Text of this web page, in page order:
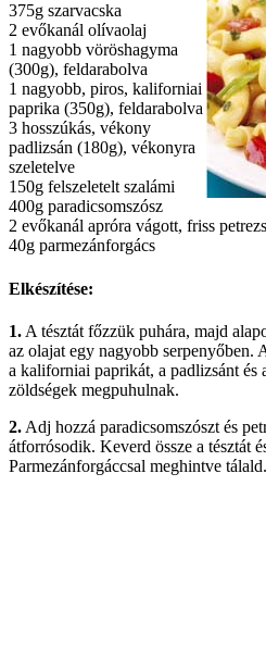
375g szarvacska
2 evőkanál olívaolaj
1 nagyobb vöröshagyma
(300g), feldarabolva
1 nagyobb, piros, kaliforniai
paprika (350g), feldarabolva
3 hosszúkás, vékony
padlizsán (180g), vékonyra
szeletelve
150g felszeletelt szalámi
400g paradicsomszósz
2 evőkanál apróra vágott, friss
40g parmezánforgács
Elkészítése:
1. A tésztát főzzük puhára, majd
az olajat egy nagyobb serpenyőben.
a kaliforniai paprikát, a padlizsánt és
zöldségek megpuhulnak.
2. Adj hozzá paradicsomszószt és
átforrósodik. Keverd össze a tésztát
Parmezánforgáccsal meghintve tálald.